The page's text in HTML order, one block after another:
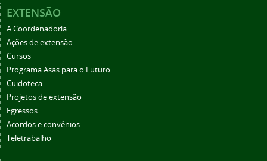
EXTENSÃO
A Coordenadoria
Ações de extensão
Cursos
Programa Asas para o Futuro
Cuidoteca
Projetos de extensão
Egressos
Acordos e convênios
Teletrabalho